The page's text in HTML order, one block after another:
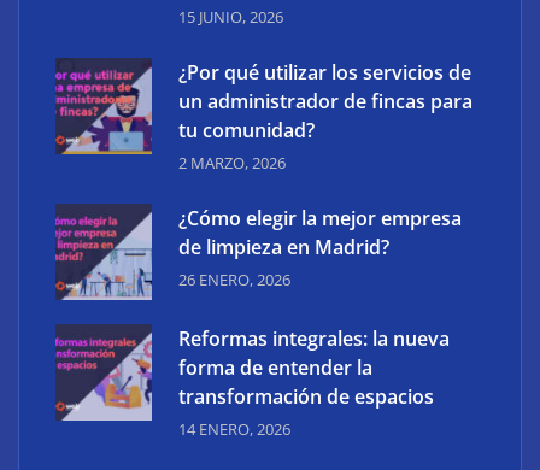
¿Cómo elegir la mejor empresa de limpieza en
Madrid?
15 JUNIO, 2026
¿Por qué utilizar los servicios de
un administrador de fincas para
tu comunidad?
2 MARZO, 2026
¿Cómo elegir la mejor empresa
de limpieza en Madrid?
26 ENERO, 2026
Reformas integrales: la nueva
forma de entender la
transformación de espacios
14 ENERO, 2026